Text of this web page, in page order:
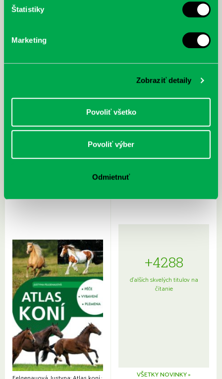
Štatistiky
Marketing
Zobraziť detaily
Povoliť všetko
Povoliť výber
Odmietnuť
Sprievodca po hviezdnej oblohe
kompletný sprievodca
japonskou kuchyňou a etiketou
+4288
ďalších skvelých titulov na
čítanie
VŠETKY NOVINKY »